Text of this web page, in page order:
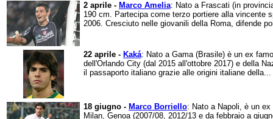
2 aprile - Marco Amelia: Nato a Frascati (in
190 cm. Partecipa come terzo portiere alla vincente
2006. Cresciuto nelle giovanili della Roma, difende
22 aprile - Kaká: Nato a Gama (Brasile) è un ex
dell'Orlando City (dal 2015 all'ottobre 2017) e della
il passaporto italiano grazie alle origini italiane della...
18 giugno - Marco Borriello: Nato a Napoli, è un
Milan, Genoa (2007/08, 2012/13 e da febbraio a